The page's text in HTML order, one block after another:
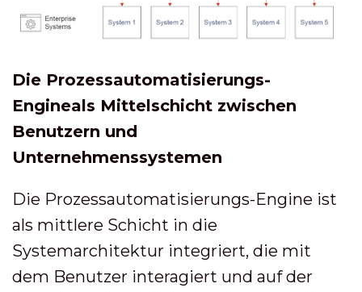
Die Prozessautomatisierungs-
Engineals Mittelschicht zwischen
Benutzern und
Unternehmenssystemen
Die Prozessautomatisierungs-Engine ist
als mittlere Schicht in die
Systemarchitektur integriert, die mit
dem Benutzer interagiert und auf der